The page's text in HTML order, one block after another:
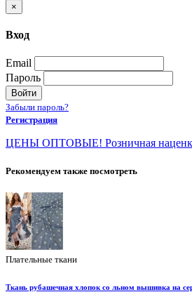
×
Вход
Email
Пароль
Войти
Забыли пароль?
Регистрация
ЦЕНЫ ОПТОВЫЕ! Розничная
Рекомендуем также посмотреть
Плательные ткани
Ткань рубашечная хлопок со льном вышивка на